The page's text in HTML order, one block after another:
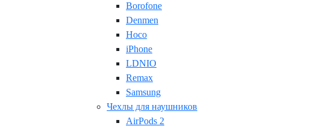
Borofone
Denmen
Hoco
iPhone
LDNIO
Remax
Samsung
Чехлы для наушников
AirPods 2